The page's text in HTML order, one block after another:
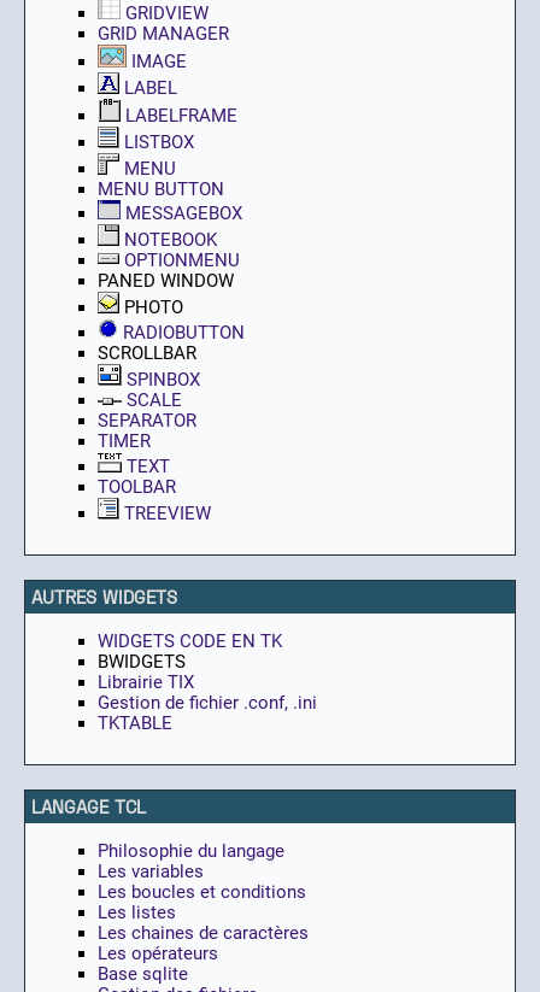
GRIDVIEW
GRID MANAGER
IMAGE
LABEL
LABELFRAME
LISTBOX
MENU
MENU BUTTON
MESSAGEBOX
NOTEBOOK
OPTIONMENU
PANED WINDOW
PHOTO
RADIOBUTTON
SCROLLBAR
SPINBOX
SCALE
SEPARATOR
TIMER
TEXT
TOOLBAR
TREEVIEW
AUTRES WIDGETS
WIDGETS CODE EN TK
BWIDGETS
Librairie TIX
Gestion de fichier .conf, .ini
TKTABLE
LANGAGE TCL
Philosophie du langage
Les variables
Les boucles et conditions
Les listes
Les chaines de caractères
Les opérateurs
Base sqlite